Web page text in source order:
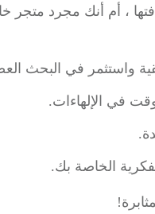
، أم أنك مجرد متجر
في البحث
الإلهاءات.
الخاصة بك.